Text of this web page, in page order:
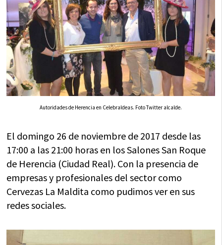
Autoridades de Herencia en CelebraIdeas. Foto Twitter alcalde.
El domingo 26 de noviembre de 2017 desde las
17:00 a las 21:00 horas en los Salones San Roque
de Herencia (Ciudad Real). Con la presencia de
empresas y profesionales del sector como
Cervezas La Maldita como pudimos ver en sus
redes sociales.